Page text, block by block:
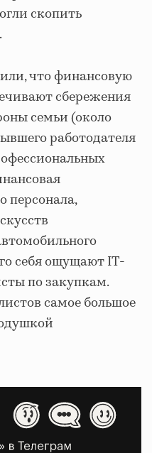
скопить
что финансовую
сбережения
семьи (около
работодателя
персонала,
себя ощущают IT-
по закупкам.
самое большое